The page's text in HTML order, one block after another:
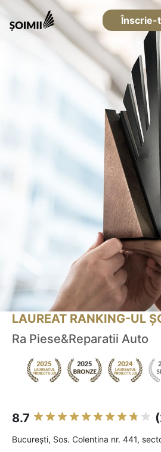
Înscrie-
LAUREAT RANKING-UL
Ra Piese&Reparatii Auto
8.7
Bucureşti, Sos. Colentina nr. 441,